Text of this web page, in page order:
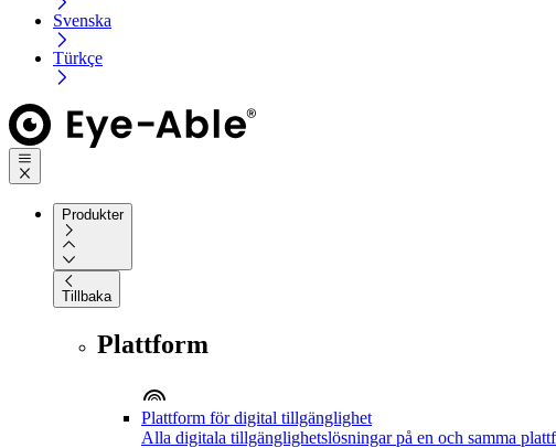
Svenska
Türkçe
Produkter
Tillbaka
Plattform
Plattform för digital tillgänglighet
Alla digitala tillgänglighetslösningar på en och samma